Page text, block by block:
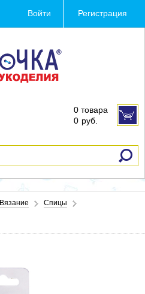
Войти Регистрация
0 товара
0 руб.
Вязание Спицы